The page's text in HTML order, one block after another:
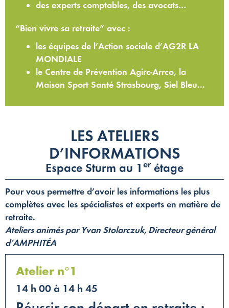
des experts comptables, des avocats…
“Bien vivre sa retraite” avec :
les équipes de l’Action sociale d’AG2R LA
MONDIALE
le Centre de Prévention Agirc-Arrco, la
Maison Sport Santé Strasbourg, Siel Bleu...
LES ATELIERS
D’INFORMATIONS
Espace Sturm au 1 erétage
Pour vous permettre d’avoir les informations les plus
complètes avec les spécialistes et experts en matière de
retraite.
Ateliers animés par Yvan Stolarczuk, Directeur général
d’AMPHITÉA
Atelier n°1
14 h 00 à 14 h 45